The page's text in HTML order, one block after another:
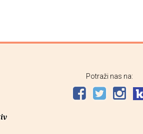
Potraži nas na: